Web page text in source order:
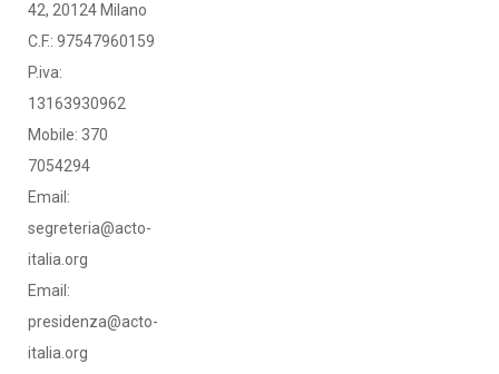
42, 20124 Milano
C.F.: 97547960159
P.iva:
13163930962
Mobile: 370
7054294
Email:
segreteria@acto-
italia.org
Email:
presidenza@acto-
italia.org